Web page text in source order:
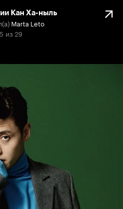
Кан Ха-ныль
Marta Leto
из 29